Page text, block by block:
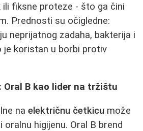
ili fiksne proteze - što ga čini
Prednosti su očigledne:
neprijatnog zadaha, bakterija i
je koristan u borbi protiv
Oral B kao lider na tržištu
na električnu četkicu može
higijenu. Oral B brend